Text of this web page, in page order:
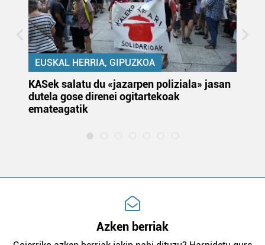
EUSKAL HERRIA, GIPUZKOA
KASek salatu du «jazarpen poliziala» jasan
dutela gose direnei ogitartekoak
emateagatik
Azken berriak